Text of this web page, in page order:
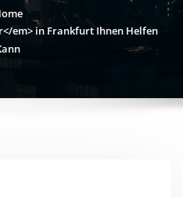
em> in Frankfurt Ihnen Helfen